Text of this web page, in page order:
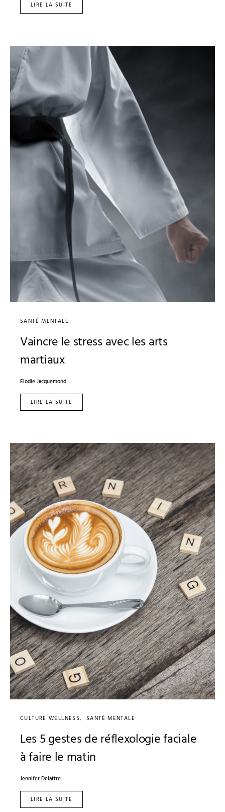
LIRE LA SUITE
SANTÉ MENTALE
Vaincre le stress avec les arts
martiaux
Elodie Jacquemond
LIRE LA SUITE
CULTURE WELLNESS SANTÉ MENTALE
Les 5 gestes de réflexologie faciale
à faire le matin
Jennifer Delattre
LIRE LA SUITE